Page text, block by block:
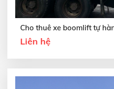
Cho thuê xe boomlift tự
Liên hệ